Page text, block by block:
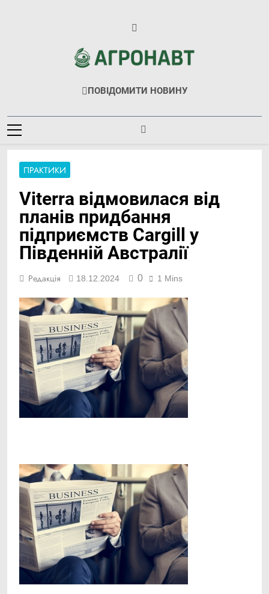
Агронавт
Новини Українського Агробізнесу
ПОВІДОМИТИ НОВИНУ
ПРАКТИКИ
Viterra відмовилася від
планів придбання
підприємств Cargill у
Південній Австралії
Редакція 18.12.2024 0 1 Mins
Link